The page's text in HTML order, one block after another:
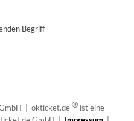
Begriff
| okticket.de® ist eine